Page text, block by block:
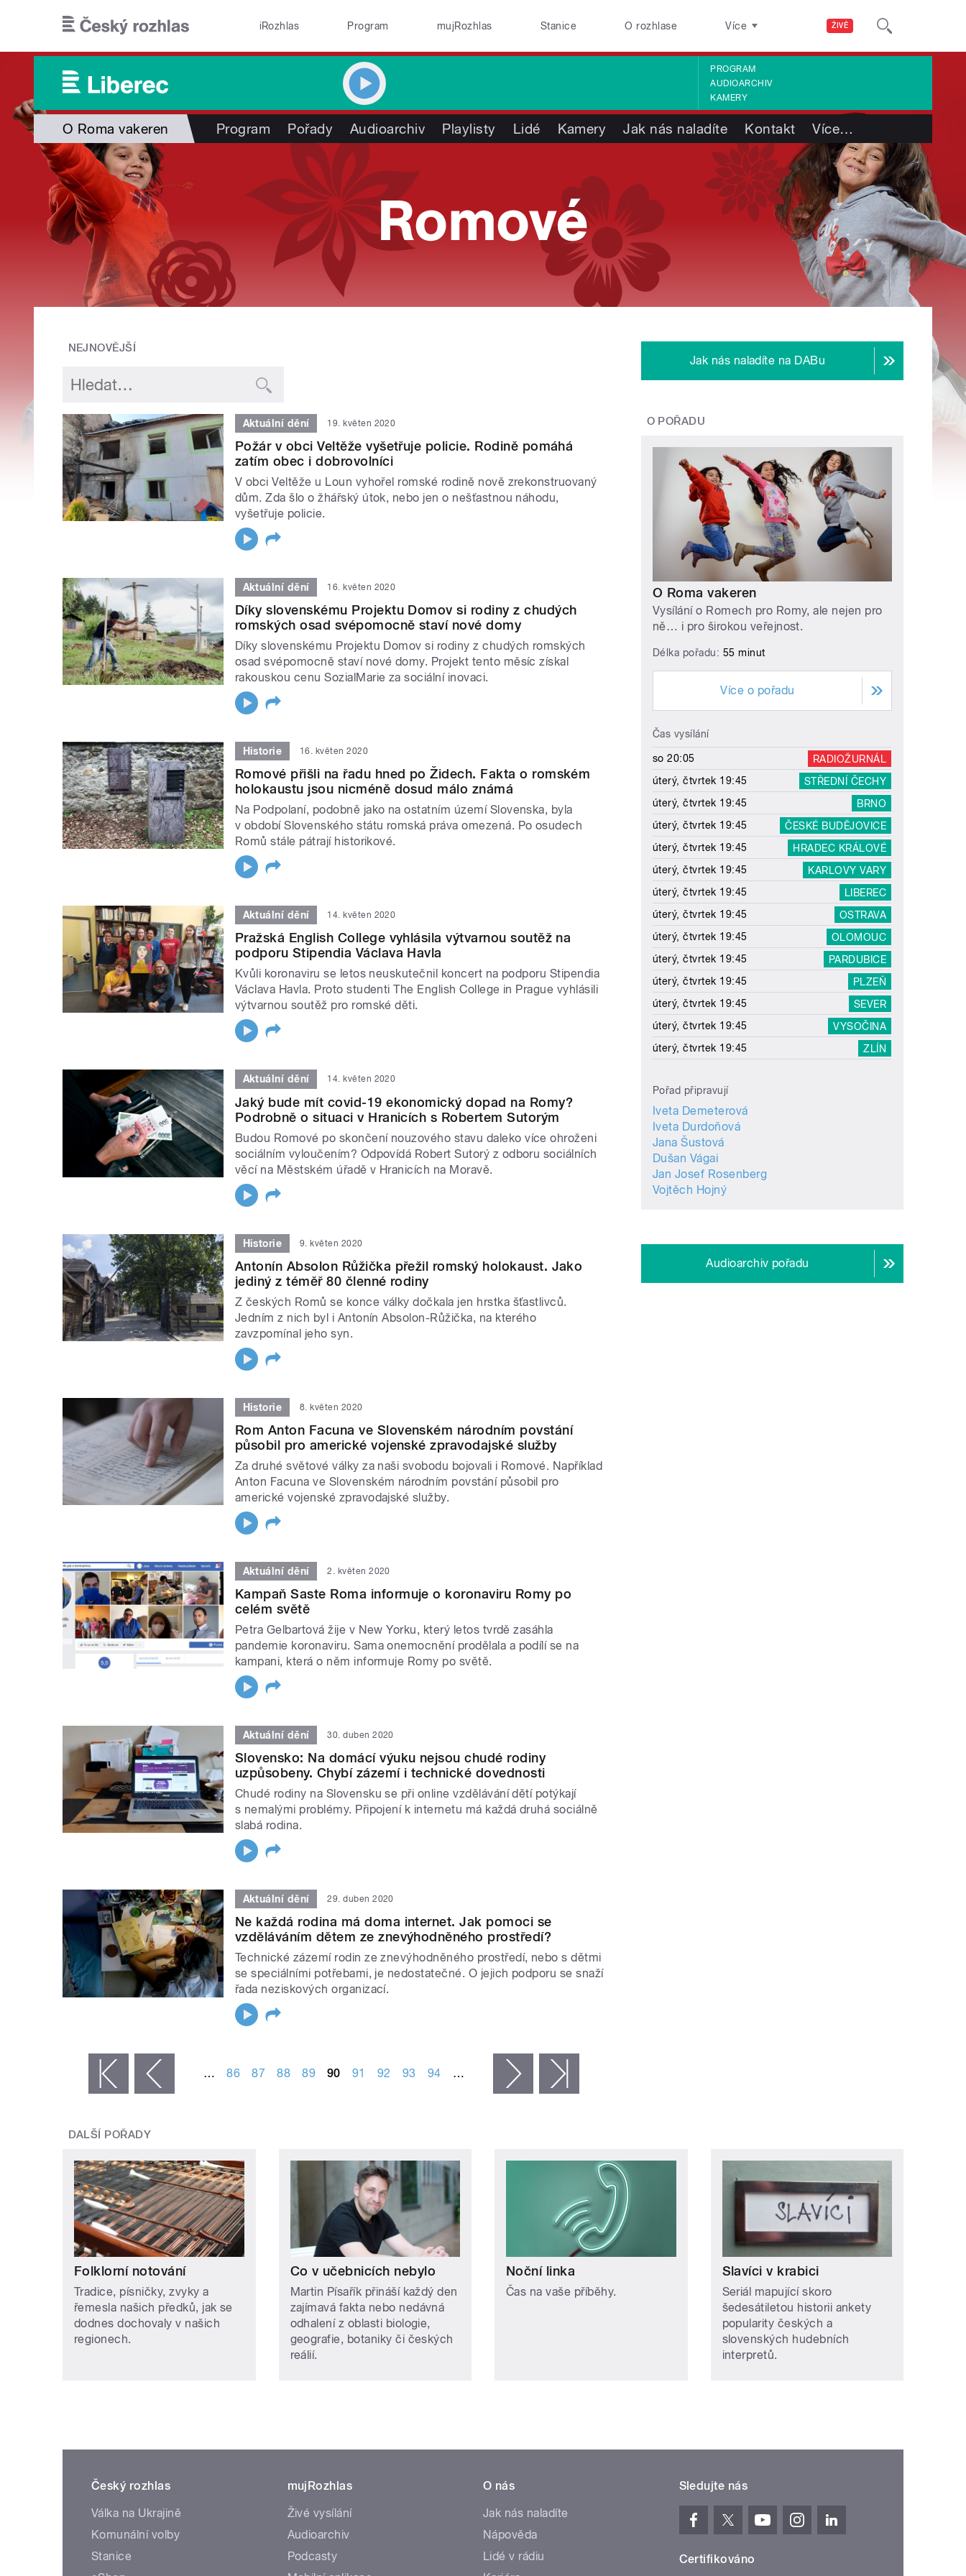
ŽIVĚ
iRozhlas Program mujRozhlas Stanice O rozhlase Více
PROGRAM
AUDIOARCHIV
KAMERY
O Roma vakeren Program Pořady Audioarchiv Playlisty Lidé Kamery Jak nás naladíte Kontakt Více…
NEJNOVĚJŠÍ
Aktuální dění 19. květen 2020
Požár v obci Veltěže vyšetřuje policie. Rodině pomáhá
zatím obec i dobrovolníci
V obci Veltěže u Loun vyhořel romské rodině nově zrekonstruovaný
dům. Zda šlo o žhářský útok, nebo jen o nešťastnou náhodu,
vyšetřuje policie.
Aktuální dění 16. květen 2020
Díky slovenskému Projektu Domov si rodiny z chudých
romských osad svépomocně staví nové domy
Díky slovenskému Projektu Domov si rodiny z chudých romských
osad svépomocně staví nové domy. Projekt tento měsíc získal
rakouskou cenu SozialMarie za sociální inovaci.
Historie 16. květen 2020
Romové přišli na řadu hned po Židech. Fakta o romském
holokaustu jsou nicméně dosud málo známá
Na Podpolaní, podobně jako na ostatním území Slovenska, byla
v období Slovenského státu romská práva omezená. Po osudech
Romů stále pátrají historikové.
Aktuální dění 14. květen 2020
Pražská English College vyhlásila výtvarnou soutěž na
podporu Stipendia Václava Havla
Kvůli koronaviru se letos neuskutečnil koncert na podporu Stipendia
Václava Havla. Proto studenti The English College in Prague vyhlásili
výtvarnou soutěž pro romské děti.
Aktuální dění 14. květen 2020
Jaký bude mít covid-19 ekonomický dopad na Romy?
Podrobně o situaci v Hranicích s Robertem Sutorým
Budou Romové po skončení nouzového stavu daleko více ohroženi
sociálním vyloučením? Odpovídá Robert Sutorý z odboru sociálních
věcí na Městském úřadě v Hranicích na Moravě.
Historie 9. květen 2020
Antonín Absolon Růžička přežil romský holokaust. Jako
jediný z téměř 80 členné rodiny
Z českých Romů se konce války dočkala jen hrstka šťastlivců.
Jedním z nich byl i Antonín Absolon-Růžička, na kterého
zavzpomínal jeho syn.
Historie 8. květen 2020
Rom Anton Facuna ve Slovenském národním povstání
působil pro americké vojenské zpravodajské služby
Za druhé světové války za naši svobodu bojovali i Romové. Například
Anton Facuna ve Slovenském národním povstání působil pro
americké vojenské zpravodajské služby.
Aktuální dění 2. květen 2020
Kampaň Saste Roma informuje o koronaviru Romy po
celém světě
Petra Gelbartová žije v New Yorku, který letos tvrdě zasáhla
pandemie koronaviru. Sama onemocnění prodělala a podílí se na
kampani, která o něm informuje Romy po světě.
Aktuální dění 30. duben 2020
Slovensko: Na domácí výuku nejsou chudé rodiny
uzpůsobeny. Chybí zázemí i technické dovednosti
Chudé rodiny na Slovensku se při online vzdělávání dětí potýkají
s nemalými problémy. Připojení k internetu má každá druhá sociálně
slabá rodina.
Aktuální dění 29. duben 2020
Ne každá rodina má doma internet. Jak pomoci se
vzděláváním dětem ze znevýhodněného prostředí?
Technické zázemí rodin ze znevýhodněného prostředí, nebo s dětmi
se speciálními potřebami, je nedostatečné. O jejich podporu se snaží
řada neziskových organizací.
‹ předchozí … 86 87 88 89 90 91 92 93 94 … následující ›
Jak nás naladíte na DABu
O POŘADU
O Roma vakeren
Vysílání o Romech pro Romy, ale nejen pro
ně… i pro širokou veřejnost.
Délka pořadu: 55 minut
Více o pořadu
Čas vysílání
so 20:05
RADIOŽURNÁL
úterý, čtvrtek 19:45
STŘEDNÍ ČECHY
úterý, čtvrtek 19:45
BRNO
úterý, čtvrtek 19:45
ČESKÉ BUDĚJOVICE
úterý, čtvrtek 19:45
HRADEC KRÁLOVÉ
úterý, čtvrtek 19:45
KARLOVY VARY
úterý, čtvrtek 19:45
LIBEREC
úterý, čtvrtek 19:45
OSTRAVA
úterý, čtvrtek 19:45
OLOMOUC
úterý, čtvrtek 19:45
PARDUBICE
úterý, čtvrtek 19:45
PLZEŇ
úterý, čtvrtek 19:45
SEVER
úterý, čtvrtek 19:45
VYSOČINA
úterý, čtvrtek 19:45
ZLÍN
Pořad připravují
Iveta Demeterová
Iveta Durdoňová
Jana Šustová
Dušan Vágai
Jan Josef Rosenberg
Vojtěch Hojný
Audioarchiv pořadu
DALŠÍ POŘADY
Folklorní notování
Tradice, písničky, zvyky a
řemesla našich předků, jak se
dodnes dochovaly v našich
regionech.
Co v učebnicích nebylo
Martin Písařík přináší každý den
zajímavá fakta nebo nedávná
odhalení z oblasti biologie,
geografie, botaniky či českých
reálií.
Noční linka
Čas na vaše příběhy.
Slavíci v krabici
Seriál mapující skoro
šedesátiletou historii ankety
popularity českých a
slovenských hudebních
interpretů.
Český rozhlas
Válka na Ukrajině
Komunální volby
Stanice
mujRozhlas
Živé vysílání
Audioarchiv
Podcasty
O nás
Jak nás naladíte
Nápověda
Lidé v rádiu
Sledujte nás
Certifikováno